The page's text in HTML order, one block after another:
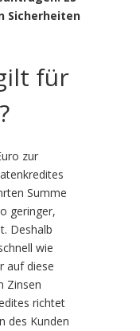
Sicherheiten
für
zur
Summe
geringer,
Deshalb
wie
auf diese
Zinsen
richtet
des Kunden